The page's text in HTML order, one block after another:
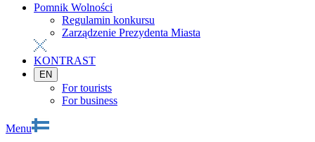
Pomnik Wolności
Regulamin konkursu
Zarządzenie Prezydenta Miasta
KONTRAST
EN
For tourists
For business
Menu